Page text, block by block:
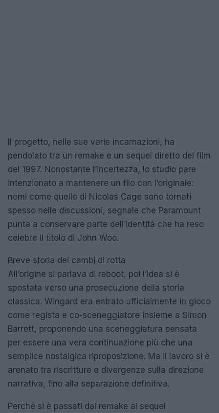
Il progetto, nelle sue varie incarnazioni, ha
pendolato tra un remake e un sequel diretto del film
del 1997. Nonostante l’incertezza, lo studio pare
intenzionato a mantenere un filo con l’originale:
nomi come quello di Nicolas Cage sono tornati
spesso nelle discussioni, segnale che Paramount
punta a conservare parte dell’identità che ha reso
celebre il titolo di John Woo.
Breve storia dei cambi di rotta
All’origine si parlava di reboot, poi l’idea si è
spostata verso una prosecuzione della storia
classica. Wingard era entrato ufficialmente in gioco
come regista e co-sceneggiatore insieme a Simon
Barrett, proponendo una sceneggiatura pensata
per essere una vera continuazione più che una
semplice nostalgica riproposizione. Ma il lavoro si è
arenato tra riscritture e divergenze sulla direzione
narrativa, fino alla separazione definitiva.
Perché si è passati dal remake al sequel